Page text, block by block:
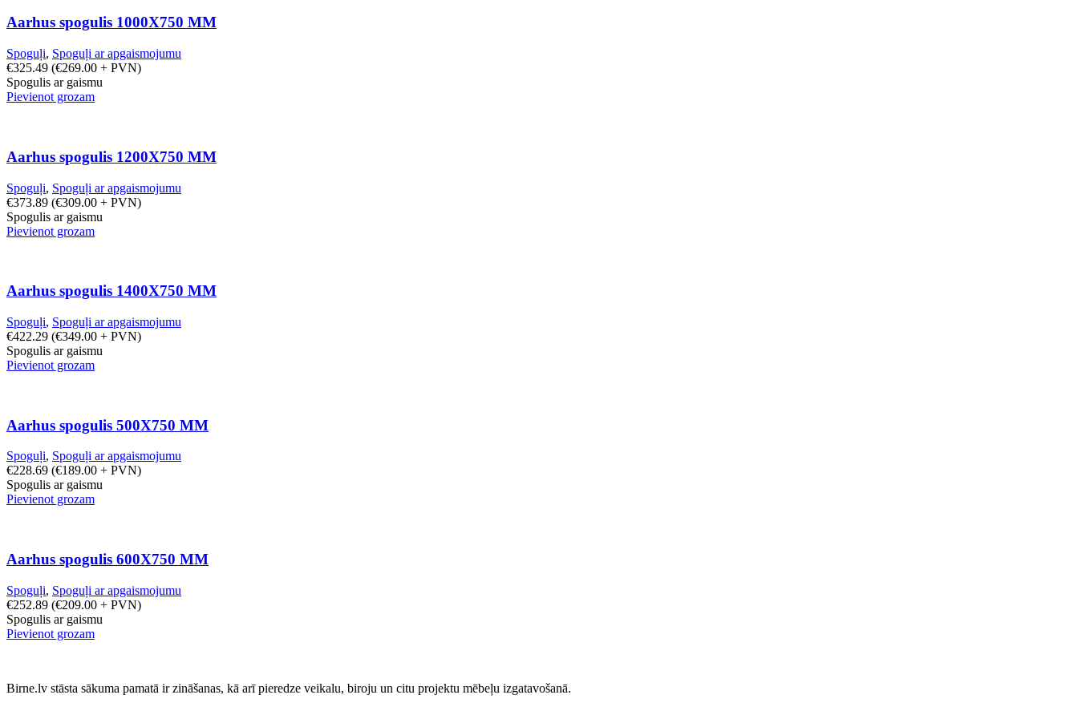
Aarhus spogulis 1000X750 MM
Spoguļi, Spoguļi ar apgaismojumu
€325.49 (€269.00 + PVN)
Spogulis ar gaismu
Pievienot grozam
Aarhus spogulis 1200X750 MM
Spoguļi, Spoguļi ar apgaismojumu
€373.89 (€309.00 + PVN)
Spogulis ar gaismu
Pievienot grozam
Aarhus spogulis 1400X750 MM
Spoguļi, Spoguļi ar apgaismojumu
€422.29 (€349.00 + PVN)
Spogulis ar gaismu
Pievienot grozam
Aarhus spogulis 500X750 MM
Spoguļi, Spoguļi ar apgaismojumu
€228.69 (€189.00 + PVN)
Spogulis ar gaismu
Pievienot grozam
Aarhus spogulis 600X750 MM
Spoguļi, Spoguļi ar apgaismojumu
€252.89 (€209.00 + PVN)
Spogulis ar gaismu
Pievienot grozam
Birne.lv stāsta sākuma pamatā ir zināšanas, kā arī pieredze veikalu, biroju un citu projektu mēbeļu izgatavošanā.